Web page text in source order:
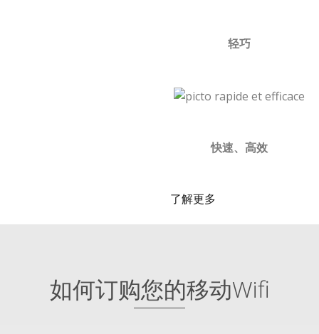
轻巧
快速、高效
了解更多
如何订购您的移动Wifi